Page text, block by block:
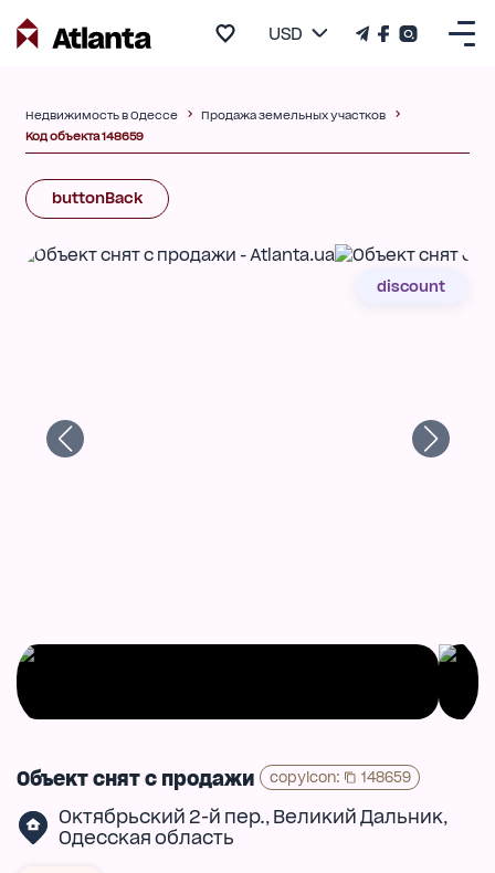
USD
Недвижимость в Одессе
Продажа земельных участков
Код объекта 148659
buttonBack
discount
Объект снят с продажи copyIcon: 148659
Октябрьский 2-й пер., Великий Дальник,
Одесская область